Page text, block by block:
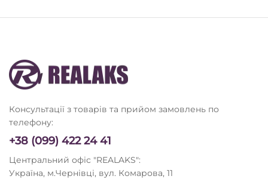
Консультації з товарів та прийом замовлень по
телефону:
+38 (099) 422 24 41
Центральний офіс "REALAKS":
Україна, м.Чернівці, вул. Комарова, 11